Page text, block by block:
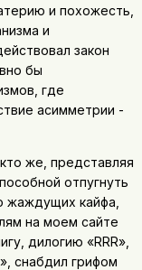
и похожесть,
и
закон
бы
где
асимметрии -
же, представляя
отпугнуть
жаждущих кайфа,
на моем сайте
дилогию «RRR»,
снабдил грифом